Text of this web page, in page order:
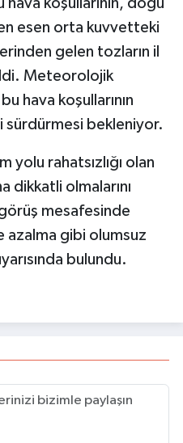
esen orta kuvvetteki
gelen tozların il
Meteorolojik
hava koşullarının
sürdürmesi bekleniyor.
yolu rahatsızlığı olan
dikkatli olmalarını
görüş mesafesinde
azalma gibi olumsuz
bulundu.